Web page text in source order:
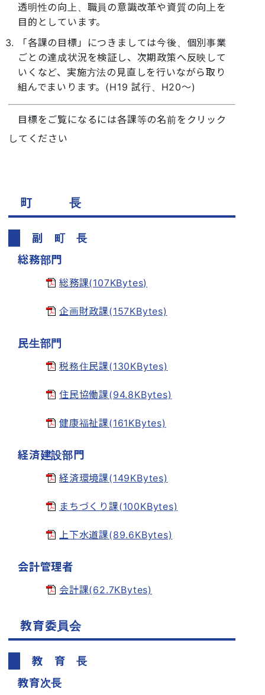
透明性の向上、職員の意識改革や資質の向上を
目的としています。
「各課の目標」につきましては今後、個別事業
ごとの達成状況を検証し、次期政策へ反映して
いくなど、実施方法の見直しを行いながら取り
組んでまいります。(H19 試行、H20〜)
目標をご覧になるには各課等の名前をクリック
してください
町 長
副 町 長
総務部門
総務課(107KBytes)
企画財政課(157KBytes)
民生部門
税務住民課(130KBytes)
住民協働課(94.8KBytes)
健康福祉課(161KBytes)
経済建設部門
経済環境課(149KBytes)
まちづくり課(100KBytes)
上下水道課(89.6KBytes)
会計管理者
会計課(62.7KBytes)
教育委員会
教 育 長
教育次長